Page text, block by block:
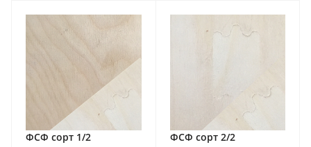
ФСФ сорт 1/2 ФСФ сорт 2/2